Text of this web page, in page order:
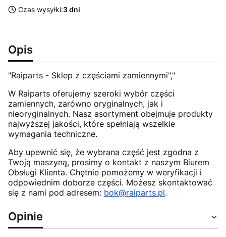
Czas wysyłki:3 dni
Opis
"Raiparts - Sklep z częściami zamiennymi","
W Raiparts oferujemy szeroki wybór części
zamiennych, zarówno oryginalnych, jak i
nieoryginalnych. Nasz asortyment obejmuje produkty
najwyższej jakości, które spełniają wszelkie
wymagania techniczne.
Aby upewnić się, że wybrana część jest zgodna z
Twoją maszyną, prosimy o kontakt z naszym Biurem
Obsługi Klienta. Chętnie pomożemy w weryfikacji i
odpowiednim doborze części. Możesz skontaktować
się z nami pod adresem: bok@raiparts.pl.
Opinie